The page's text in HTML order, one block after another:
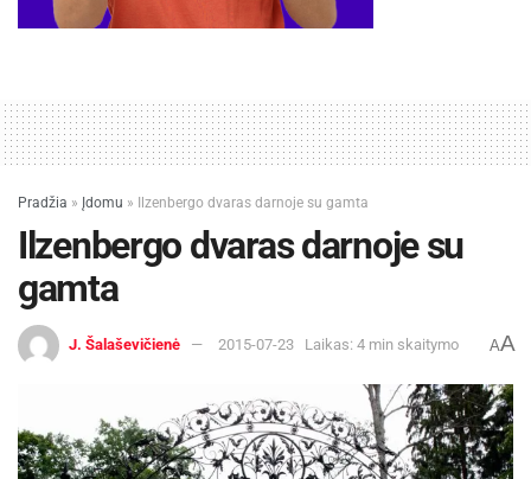
Pradžia » Įdomu » Ilzenbergo dvaras darnoje su gamta
Ilzenbergo dvaras darnoje su
gamta
J. Šalaševičienė 2015-07-23 Laikas: 4 min skaitymo AA